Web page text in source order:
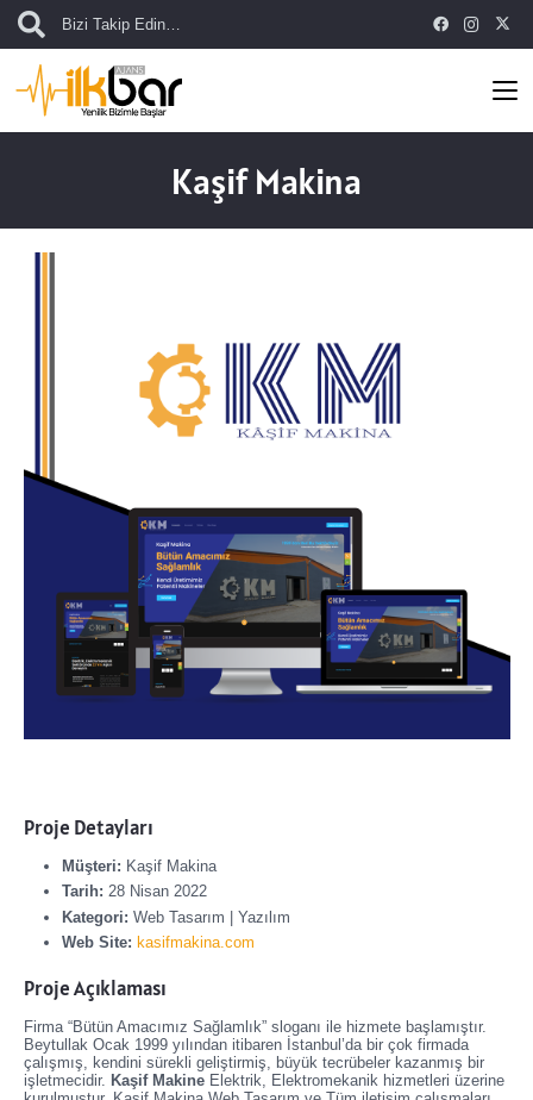
Bizi Takip Edin…
Kaşif Makina
Proje Detayları
Müşteri: Kaşif Makina
Tarih: 28 Nisan 2022
Kategori: Web Tasarım | Yazılım
Web Site: kasifmakina.com
Proje Açıklaması
Firma “Bütün Amacımız Sağlamlık” sloganı ile hizmete başlamıştır.
Beytullak Ocak 1999 yılından itibaren İstanbul’da bir çok firmada
çalışmış, kendini sürekli geliştirmiş, büyük tecrübeler kazanmış bir
işletmecidir. Kaşif MakineElektrik, Elektromekanik hizmetleri üzerine